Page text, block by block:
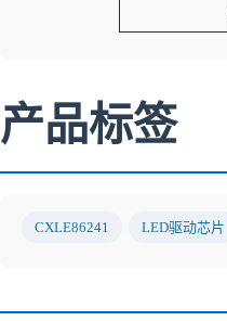
产品标签
CXLE86241 LED驱动芯片